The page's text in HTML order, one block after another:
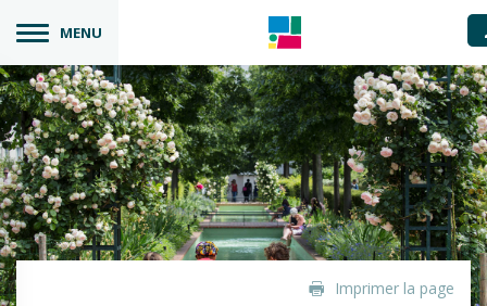
MENU
Imprimer la page